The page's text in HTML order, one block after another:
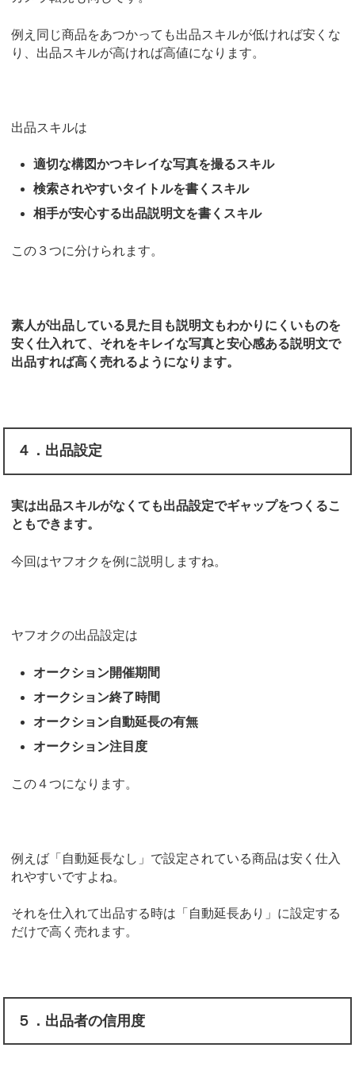
例え同じ商品をあつかっても出品スキルが低ければ安くな
り、出品スキルが高ければ高値になります。
出品スキルは
適切な構図かつキレイな写真を撮るスキル
検索されやすいタイトルを書くスキル
相手が安心する出品説明文を書くスキル
この３つに分けられます。
素人が出品している見た目も説明文もわかりにくいものを
安く仕入れて、それをキレイな写真と安心感ある説明文で
出品すれば高く売れるようになります。
４．出品設定
実は出品スキルがなくても出品設定でギャップをつくるこ
ともできます。
今回はヤフオクを例に説明しますね。
ヤフオクの出品設定は
オークション開催期間
オークション終了時間
オークション自動延長の有無
オークション注目度
この４つになります。
例えば「自動延長なし」で設定されている商品は安く仕入
れやすいですよね。
それを仕入れて出品する時は「自動延長あり」に設定する
だけで高く売れます。
５．出品者の信用度